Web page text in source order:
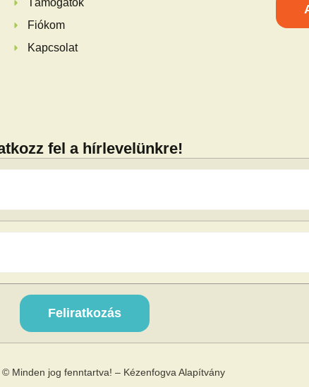
Támogatók
Fiókom
Kapcsolat
fel a hírlevelünkre!
Minden jog fenntartva! – Kézenfogva Alapítvány